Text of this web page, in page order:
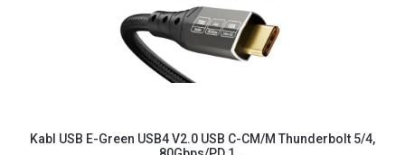
Kabl USB E-Green USB4 V2.0 USB C-CM/M Thunderbolt 5/4,